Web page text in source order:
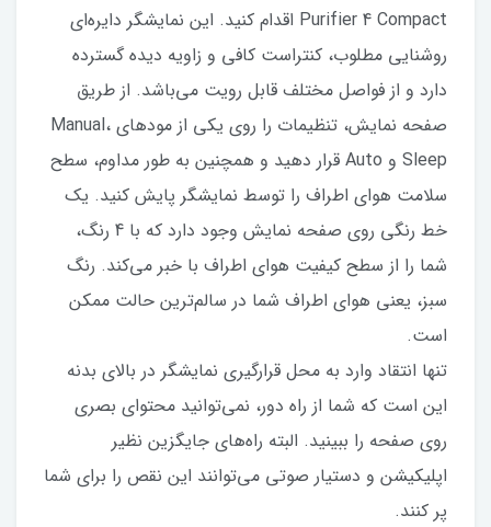
Purifier 4 Compact اقدام کنید. این نمایشگر دایره‌ای
روشنایی مطلوب، کنتراست کافی و زاویه دیده گسترده
دارد و از فواصل مختلف قابل رویت می‌باشد. از طریق
صفحه نمایش، تنظیمات را روی یکی از مودهای Manual،
Sleep و Auto قرار دهید و همچنین به طور مداوم، سطح
سلامت هوای اطراف را توسط نمایشگر پایش کنید. یک
خط رنگی روی صفحه نمایش وجود دارد که با 4 رنگ،
شما را از سطح کیفیت هوای اطراف با خبر می‌کند. رنگ
سبز، یعنی هوای اطراف شما در سالم‌ترین حالت ممکن
است.
تنها انتقاد وارد به محل قرارگیری نمایشگر در بالای بدنه
این است که شما از راه دور، نمی‌توانید محتوای بصری
روی صفحه را ببینید. البته راه‌های جایگزین نظیر
اپلیکیشن و دستیار صوتی می‌توانند این نقص را برای شما
پر کنند.